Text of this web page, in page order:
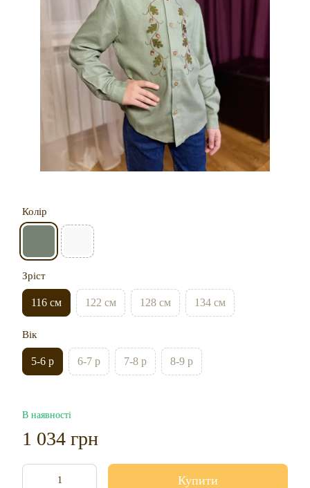
Колір
Зріст
116 см 122 см 128 см 134 см
Вік
5-6 р 6-7 р 7-8 р 8-9 р
В наявності
1 034 грн
Купити